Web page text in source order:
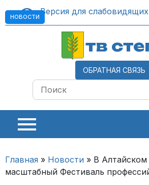
Версия для слабовидящих
тв
ОБРАТНАЯ СВЯЗЬ
Главная » Новости » В Алтайском
масштабный Фестиваль
НОВОСТИ